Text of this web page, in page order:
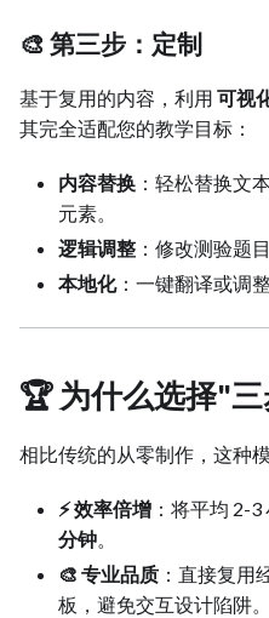
🎨 第三步：定制
基于复用的内容，利用 可视
其完全适配您的教学目标：
内容替换 ：轻松替换文
元素。
逻辑调整 ：修改测验题
本地化：一键翻译或调
🏆 为什么选择"
相比传统的从零制作，这种
⚡ 效率倍增 ：将平均 2-
分钟。
🎨 专业品质 ：直接复用
板，避免交互设计陷阱。